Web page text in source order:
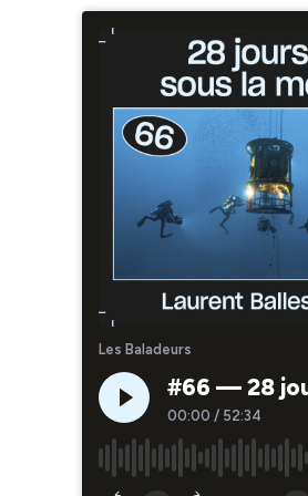
Les Baladeurs
#66 — 28
00:00 / 52:34